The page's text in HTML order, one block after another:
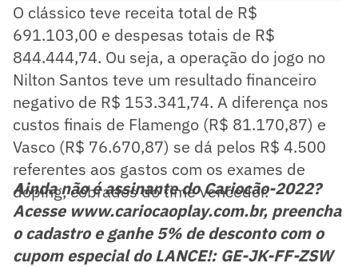
O clássico teve receita total de R$
691.103,00 e despesas totais de R$
844.444,74. Ou seja, a operação do jogo no
Nilton Santos teve um resultado financeiro
negativo de R$ 153.341,74. A diferença nos
custos finais de Flamengo (R$ 81.170,87) e
Vasco (R$ 76.670,87) se dá pelos R$ 4.500
referentes aos gastos com os exames de
doping, cobrados do time vencedor.
Ainda não é assinante do Cariocão-2022?
Acesse www.cariocaoplay.com.br, preencha
o cadastro e ganhe 5% de desconto com o
cupom especial do LANCE!: GE-JK-FF-ZSW